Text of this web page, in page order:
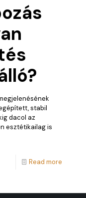
stabil
dacol az
esztétikailag is
Read more